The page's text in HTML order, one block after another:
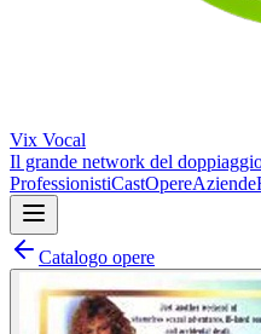
Vix Vocal
Il grande network del
ProfessionistiCastOpereAziende
Catalogo opere